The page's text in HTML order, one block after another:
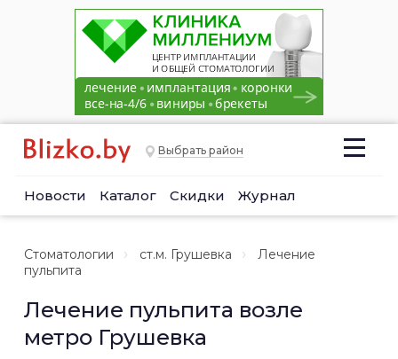
Выбрать район
Новости Каталог Скидки Журнал
Стоматологии ст.м. Грушевка
Лечение
пульпита
Лечение пульпита возле
метро Грушевка